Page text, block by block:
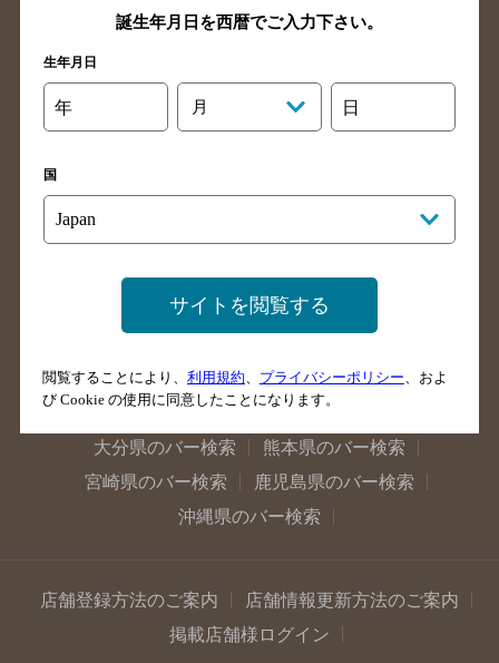
静岡県のバー検索
三重県のバー検索
岐阜県のバー検索
石川県のバー検索
福井県のバー検索
大阪府のバー検索
京都府のバー検索
広島県のバー検索
岡山県のバー検索
山口県のバー検索
鳥取県のバー検索
島根県のバー検索
徳島県のバー検索
高知県のバー検索
福岡県のバー検索
長崎県のバー検索
佐賀県のバー検索
大分県のバー検索
熊本県のバー検索
宮崎県のバー検索
鹿児島県のバー検索
沖縄県のバー検索
店舗登録方法のご案内
店舗情報更新方法のご案内
掲載店舗様ログイン
誕生年月日を西暦でご入力下さい。
生年月日
年 月 日
国
サイトを閲覧する
閲覧することにより、 利用規約、 プライバシーポリシー、およ
び Cookie の使用に同意したことになります。